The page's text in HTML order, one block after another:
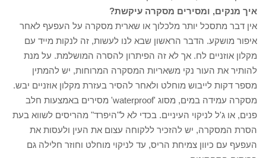
איך מנקים, ומסירים מסקרה עיקשת?
אין דבר מתסכל יותר מלכלוך או שארית מסקרה על העפעף לאחר
איפור מושקע. הדבר הראשון שבא לנו לעשות, זה לנקות מייד עם
מקלון אוזניים לח. אך לא זה הפיתרון להסרה המושלמת. על מנת
להותיר את העור נקי משאריות המסקרה המרוחות, יש להמתין
מספר דקות לייבוש מוחלט ולאחר להסיר בעזרת מקלון אוזניים יבש.
מסקרה עמידה במים, מסוג 'waterproof' מסירים באמצעות חלב
פנים, או ג'ל לניקוי העיניים. בכדי לא ל"היפרד" מהריסים לשווא בעת
הסרת המסקרה, יש להזכיר ללקוחה עצום את העין ולעסות את
העפעף עם כיוון צמיחת הריס, עד לניקוי מוחלט וחוזר חלילה גם